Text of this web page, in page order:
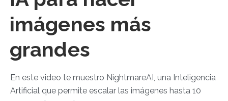
imágenes más
grandes
En este video te muestro NightmareAI, una Inteligencia
Artificial que permite escalar las imágenes hasta 10